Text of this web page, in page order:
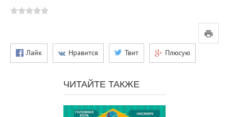
Лайк Нравится Твит Плюсую
ЧИТАЙТЕ ТАКЖЕ